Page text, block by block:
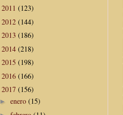
2011 (123)
2012 (144)
2013 (186)
2014 (218)
2015 (198)
2016 (166)
2017 (156)
► enero (15)